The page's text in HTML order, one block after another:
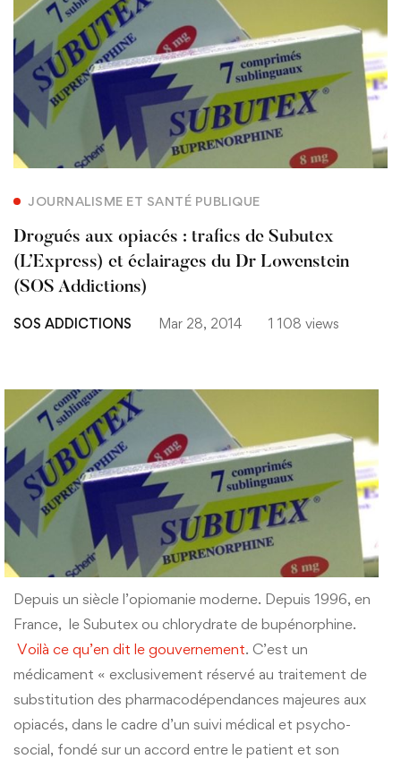
JOURNALISME ET SANTÉ PUBLIQUE
Drogués aux opiacés : trafics de Subutex
(L’Express) et éclairages du Dr Lowenstein
(SOS Addictions)
SOS ADDICTIONS Mar 28, 2014 1 108 views
Depuis un siècle l’opiomanie moderne. Depuis 1996, en
France, le Subutex ou chlorydrate de bupénorphine.
Voilà ce qu’en dit le gouvernement. C’est un
médicament « exclusivement réservé au traitement de
substitution des pharmacodépendances majeures aux
opiacés, dans le cadre d’un suivi médical et psycho-
social, fondé sur un accord entre le patient et son